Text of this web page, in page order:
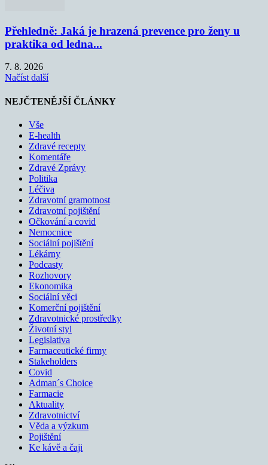
Přehledně: Jaká je hrazená prevence pro ženy u
praktika od ledna...
7. 8. 2026
Načíst další
NEJČTENĚJŠÍ ČLÁNKY
Vše
E-health
Zdravé recepty
Komentáře
Zdravé Zprávy
Politika
Léčiva
Zdravotní gramotnost
Zdravotní pojištění
Očkování a covid
Nemocnice
Sociální pojištění
Lékárny
Podcasty
Rozhovory
Ekonomika
Sociální věci
Komerční pojištění
Zdravotnické prostředky
Životní styl
Legislativa
Farmaceutické firmy
Stakeholders
Covid
Adman´s Choice
Farmacie
Aktuality
Zdravotnictví
Věda a výzkum
Pojištění
Ke kávě a čaji